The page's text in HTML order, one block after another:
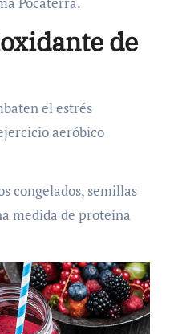
de
el estrés
aeróbico
congelados, semillas
medida de proteína